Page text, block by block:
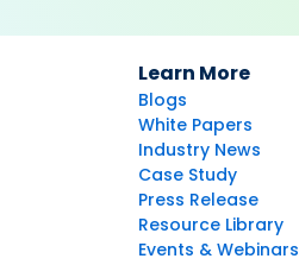
Learn More
Blogs
White Papers
Industry News
Case Study
Press Release
Resource Library
Events & Webinars